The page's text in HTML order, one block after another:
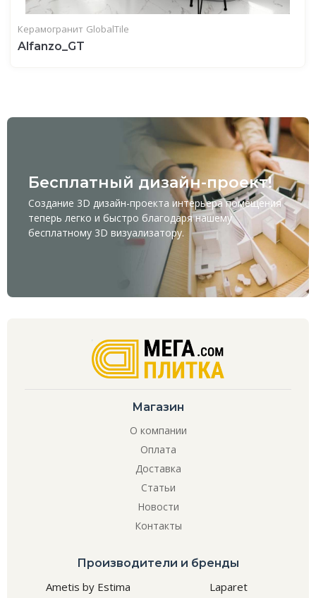
Керамогранит GlobalTile
Alfanzo_GT
Бесплатный дизайн-проект!
Создание 3D дизайн-проекта интерьера помещения
теперь легко и быстро благодаря нашему
бесплатному 3D визуализатору.
Магазин
О компании
Оплата
Доставка
Статьи
Новости
Контакты
Производители и бренды
Ametis by Estima
Laparet